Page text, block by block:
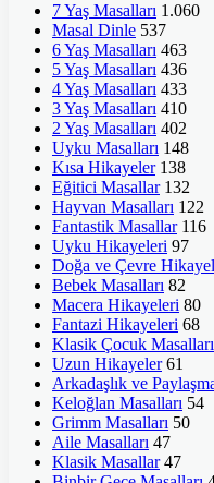
7 Yaş Masalları 1.060
Masal Dinle 537
6 Yaş Masalları 463
5 Yaş Masalları 436
4 Yaş Masalları 433
3 Yaş Masalları 410
2 Yaş Masalları 402
Uyku Masalları 148
Kısa Hikayeler 138
Eğitici Masallar 132
Hayvan Masalları 122
Fantastik Masallar 116
Uyku Hikayeleri 97
Doğa ve Çevre
Bebek Masalları 82
Macera Hikayeleri 80
Fantazi Hikayeleri 68
Klasik Çocuk Masalları
Uzun Hikayeler 61
Arkadaşlık ve
Keloğlan Masalları 54
Grimm Masalları 50
Aile Masalları 47
Klasik Masallar 47